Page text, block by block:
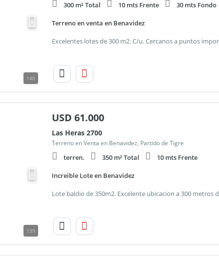
140
300 m² Total 10 mts Frente 30 mts Fondo
Terreno en venta en Benavidez
139
USD 61.000
Las Heras 2700
Terreno en Venta en Benavidez, Partido de Tigre
terren. 350 m² Total 10 mts Frente
Increible Lote en Benavidez
Lote baldio de 350m2. Excelente ubicacion a 300 metros